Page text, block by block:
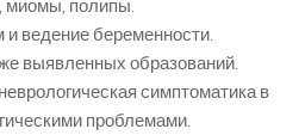
миомы, полипы.
ведение беременности.
выявленных образований.
симптоматика в
проблемами.